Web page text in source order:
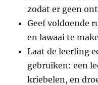
zodat er geen
Geef voldoende
en lawaai te
Laat de leerling
gebruiken: een
kriebelen, en